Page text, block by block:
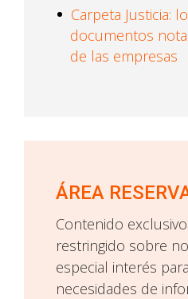
Carpeta Justicia:
documentos
de las empresas
ÁREA
Contenido
restringido sobre
especial interés
necesidades de